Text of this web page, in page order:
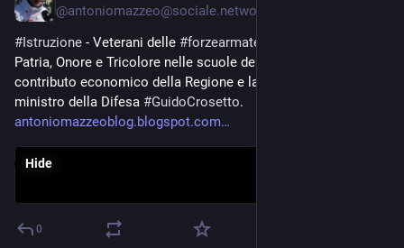
@antoniomazzeo@sociale.network
#Istruzione - Veterani delle #forzearmate
Patria, Onore e Tricolore nelle scuole del
contributo economico della Regione e la benedizione del
ministro della Difesa #GuidoCrosetto.
antoniomazzeoblog.blogspot.com
Hide
0